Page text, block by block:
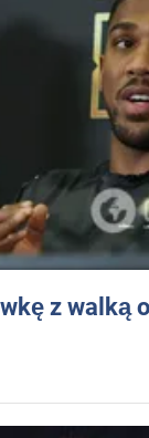
z walką